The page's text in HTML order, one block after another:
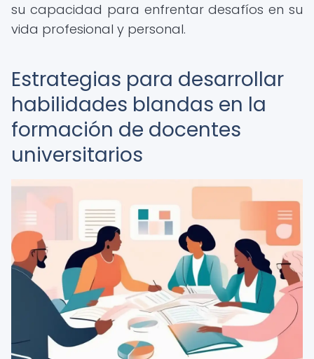
su capacidad para enfrentar desafíos en su
vida profesional y personal.
Estrategias para desarrollar
habilidades blandas en la
formación de docentes
universitarios